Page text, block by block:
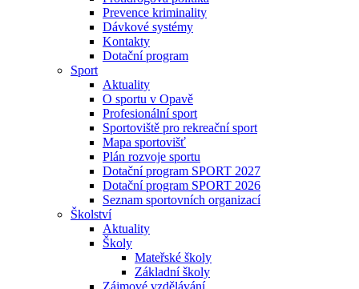
Prevence kriminality
Dávkové systémy
Kontakty
Dotační program
Sport
Aktuality
O sportu v Opavě
Profesionální sport
Sportoviště pro rekreační sport
Mapa sportovišť
Plán rozvoje sportu
Dotační program SPORT 2027
Dotační program SPORT 2026
Seznam sportovních organizací
Školství
Aktuality
Školy
Mateřské školy
Základní školy